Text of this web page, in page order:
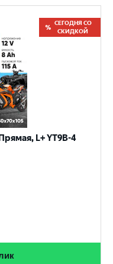
СЕГОДНЯ СО
СКИДКОЙ
L+ YT9B-4